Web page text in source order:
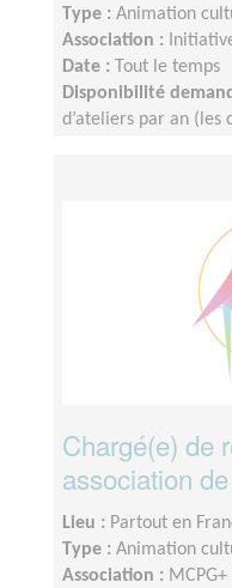
Type : Animation
Association :
Date :
Tout le temps
Disponibilité
d’ateliers par an (les
Contact régulier
Chargé(e) de
association
Lieu : Partout en
Type : Animation
Association : MCPG+